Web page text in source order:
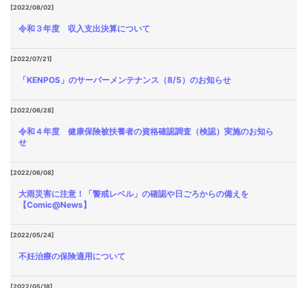
[2022/08/02]
令和３年度 収入支出決算について
[2022/07/21]
「KENPOS」のサーバーメンテナンス（8/5）のお知らせ
[2022/06/28]
令和４年度 健康保険被扶養者の資格確認調査（検認）実施のお知ら
せ
[2022/06/08]
大雨災害に注意！「警戒レベル」の確認や日ごろからの備えを
【Comic@News】
[2022/05/24]
不妊治療の保険適用について
[2022/05/18]